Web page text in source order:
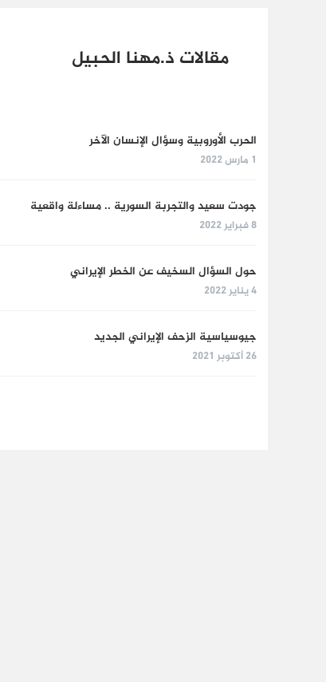
مقالات ذ.مهنا الحبيل
الحرب الأوروبية وسؤال الإنسان الآخر
1 مارس 2022
جودت سعيد والتجربة السورية .. مساءلة واقعية
8 فبراير 2022
حول السؤال السخيف عن الخطر الإيراني
4 يناير 2022
جيوسياسية الزحف الإيراني الجديد
26 أكتوبر 2021